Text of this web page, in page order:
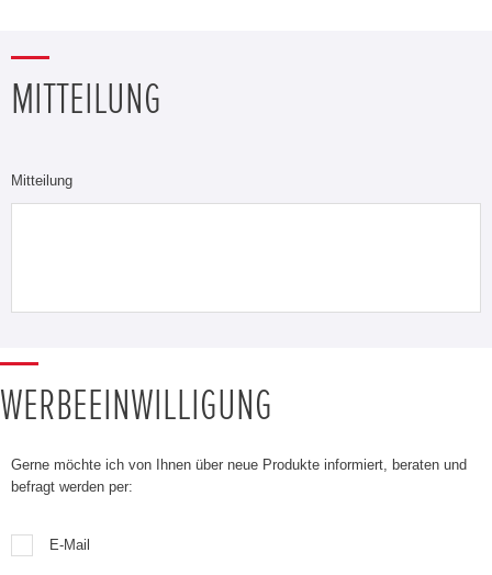
MITTEILUNG
Mitteilung
WERBEEINWILLIGUNG
Gerne möchte ich von Ihnen über neue Produkte informiert, beraten und
befragt werden per:
E-Mail